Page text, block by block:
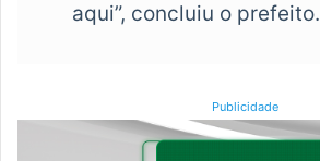
aqui”, concluiu o prefeito.
Publicidade